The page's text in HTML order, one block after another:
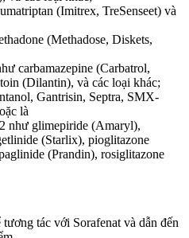
(Imitrex, TreSenseet) và
(Methadose, Diskets,
carbamazepine (Carbatrol,
(Dilantin), và các loại khác;
Gantrisin, Septra, SMX-
là
như glimepiride (Amaryl),
(Starlix), pioglitazone
(Prandin), rosiglitazone
tác với Sorafenat và dẫn đến